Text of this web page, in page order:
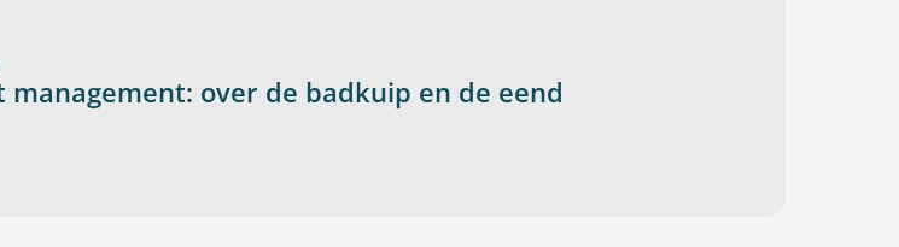
management: over de badkuip en de eend